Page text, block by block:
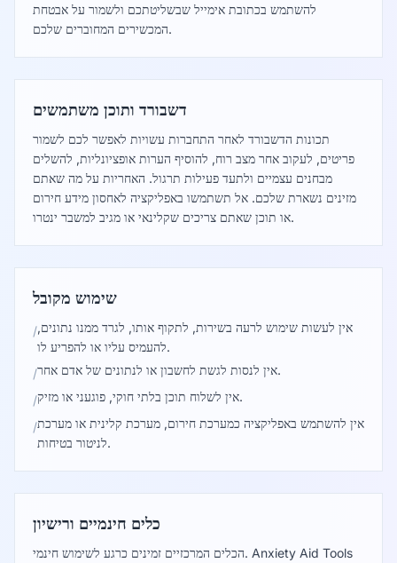
להשתמש בכתובת אימייל שבשליטתכם ולשמור על אבטחת
המכשירים המחוברים שלכם.
דשבורד ותוכן משתמשים
תכונות הדשבורד לאחר התחברות עשויות לאפשר לכם לשמור
פריטים, לעקוב אחר מצב רוח, להוסיף הערות אופציונליות, להשלים
מבחנים עצמיים ולתעד פעילות תרגול. האחריות על מה שאתם
מזינים נשארת שלכם. אל תשתמשו באפליקציה לאחסון מידע חירום
או תוכן שאתם צריכים שקלינאי או מגיב למשבר ינטרו.
שימוש מקובל
/אין לעשות שימוש לרעה בשירות, לתקוף אותו, לגרד ממנו נתונים,
להעמיס עליו או להפריע לו.
/
אין לנסות לגשת לחשבון או לנתונים של אדם אחר.
/
אין לשלוח תוכן בלתי חוקי, פוגעני או מזיק.
/אין להשתמש באפליקציה כמערכת חירום, מערכת קלינית או מערכת
לניטור בטיחות.
כלים חינמיים ורישיון
הכלים המרכזיים זמינים כרגע לשימוש חינמי. Anxiety Aid Tools